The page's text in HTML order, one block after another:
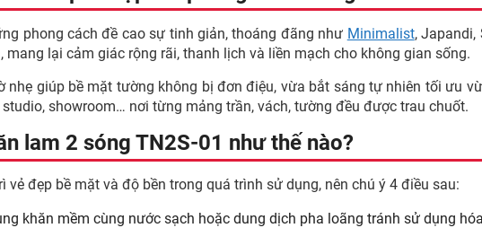
phong cách đề cao sự tinh giản, thoáng đãng như Minimalist, Japandi,
lại cảm giác rộng rãi, thanh lịch và liền mạch cho không gian sống.
giúp bề mặt tường không bị đơn điệu, vừa bắt sáng tự nhiên tối ưu
showroom… nơi từng mảng trần, vách, tường đều được trau chuốt.
lam 2 sóng TN2S-01 như thế nào?
đẹp bề mặt và độ bền trong quá trình sử dụng, nên chú ý 4 điều sau:
khăn mềm cùng nước sạch hoặc dung dịch pha loãng tránh sử dụng